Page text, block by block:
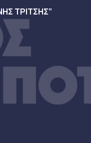
ΤΡΙΤΣΗΣ”